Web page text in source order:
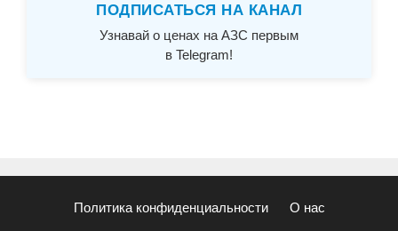
ПОДПИСАТЬСЯ НА КАНАЛ
Узнавай о ценах на АЗС первым
в Telegram!
Политика конфиденциальности О нас